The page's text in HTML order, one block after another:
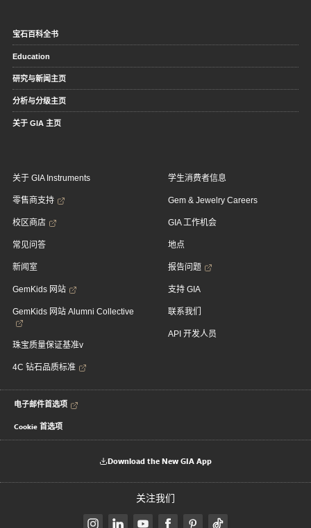
宝石百科全书
Education
研究与新闻主页
分析与分级主页
关于 GIA 主页
关于 GIA Instruments
零售商支持
校区商店
常见问答
新闻室
GemKids 网站
GemKids 网站 Alumni Collective
珠宝质量保证基准v
4C 钻石品质标准
学生消费者信息
Gem & Jewelry Careers
GIA 工作机会
地点
报告问题
支持 GIA
联系我们
API 开发人员
电子邮件首选项
Cookie 首选项
Download the New GIA App
关注我们